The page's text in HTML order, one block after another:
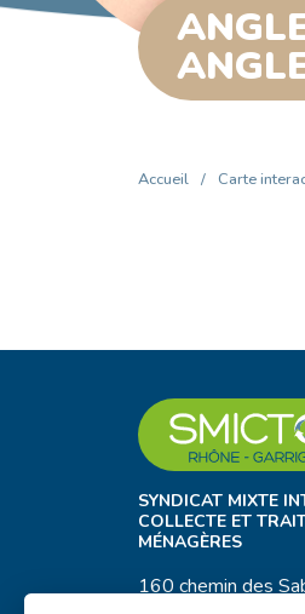
Accueil / Carte
SYNDICAT MIXTE
COLLECTE ET
MÉNAGÈRES
160 chemin des